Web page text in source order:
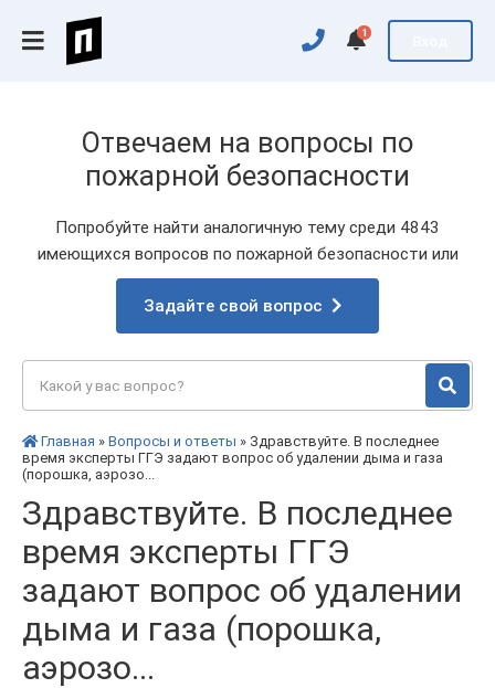
1
Отвечаем на вопросы по
пожарной безопасности
Попробуйте найти аналогичную тему среди 4843
имеющихся вопросов по пожарной безопасности или
Задайте свой вопрос
Главная » Вопросы и ответы » Здравствуйте. В последнее
время эксперты ГГЭ задают вопрос об удалении дыма и газа
(порошка, аэрозо...
Здравствуйте. В последнее
время эксперты ГГЭ
задают вопрос об удалении
дыма и газа (порошка,
аэрозо...